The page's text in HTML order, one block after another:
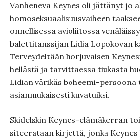
Vanheneva Keynes oli jättänyt jo
homoseksuaalisuusvaiheen
onnellisessa avioliitossa
balettitanssijan Lidia Lopokovan
Terveydeltään horjuvaisen
hellästä ja tarvittaessa tiukasta
Lidian värikäs boheemi-persoona
asianmukaisesti kuvatuiksi.
Skidelskin Keynes-elämäkerran
siteerataan kirjettä, jonka